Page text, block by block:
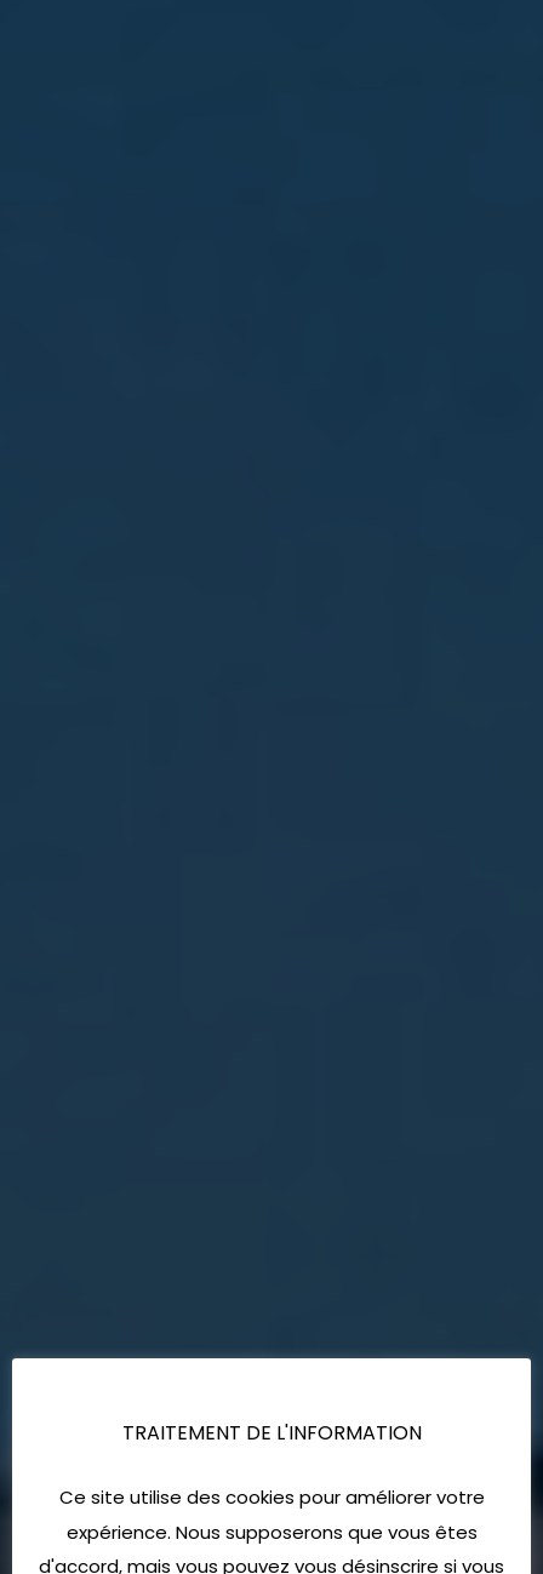
TRAITEMENT DE L'INFORMATION
Ce site utilise des cookies pour améliorer votre
expérience. Nous supposerons que vous êtes
d'accord, mais vous pouvez vous désinscrire si vous